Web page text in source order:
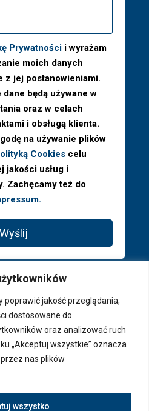
poprawić jakość przeglądania,
dostosowane do
oraz analizować ruch
„Akceptuj wszystkie” oznacza
nas plików
wszystko
Prywatności i wyrażam
moich danych
z jej postanowieniami.
będą używane w
oraz w celach
i obsługą klienta.
na używanie plików
Cookies celu
jakości usług i
Zachęcamy też do
Wyślij